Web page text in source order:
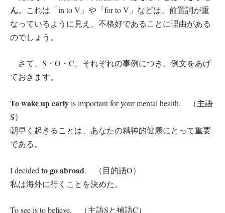
ん。これは「in to V」や「for to V」などは、前置詞が重
なっているように見え、不格好であることに理由がある
のでしょう。
さて、S・O・C、それぞれの事例につき、例文をあげ
ておきます。
To wake up earlyis important for your mental health. （主語
S）
朝早く起きることは、あなたの精神的健康にとって重要
である。
I decided to go abroad. （目的語O）
私は海外に行くことを決めた。
To see is to believe. （主語Sと補語C）